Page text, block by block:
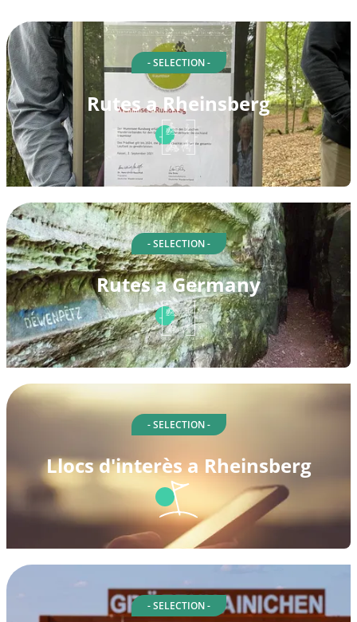
- SELECTION -
Rutes a Rheinsberg
- SELECTION -
Rutes a Germany
- SELECTION -
Llocs d'interès a Rheinsberg
- SELECTION -